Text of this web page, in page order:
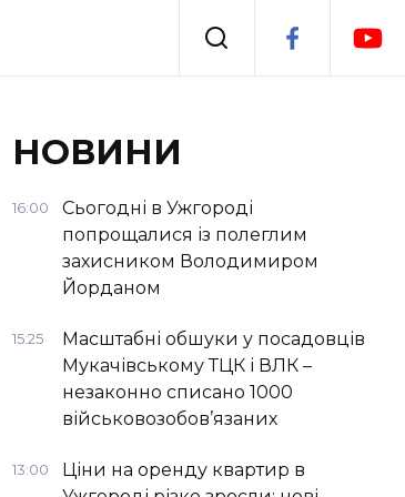
Події
НОВИНИ
16:00
Сьогодні в Ужгороді
попрощалися із полеглим
захисником Володимиром
Йорданом
15:25
Масштабні обшуки у посадовців
Мукачівському ТЦК і ВЛК –
незаконно списано 1000
військовозобов’язаних
13:00
Ціни на оренду квартир в